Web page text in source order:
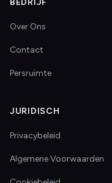
BEDRIJF
Over Ons
Contact
Persruimte
JURIDISCH
Privacybeleid
Algemene Voorwaarden